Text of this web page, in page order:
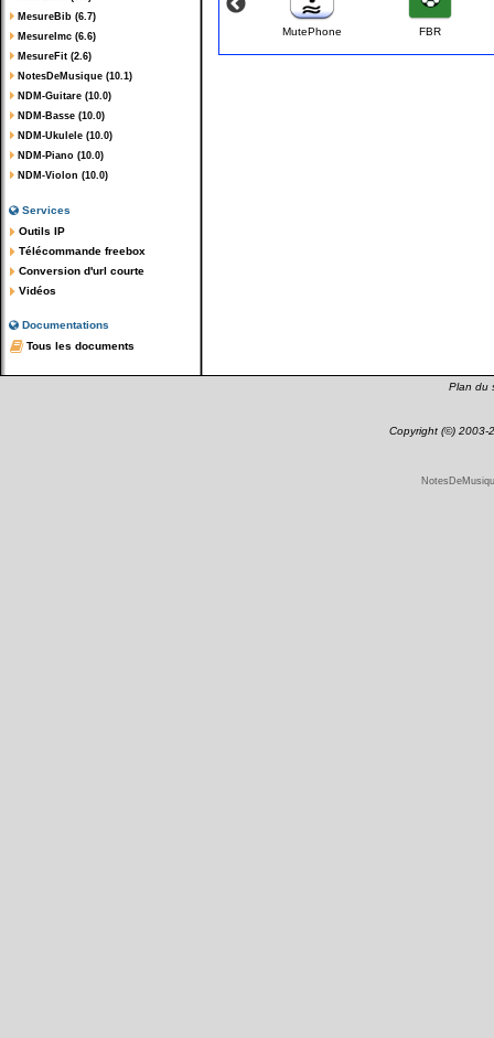
MesureBib (6.7)
MesureImc (6.6)
MesureFit (2.6)
NotesDeMusique (10.1)
NDM-Guitare (10.0)
NDM-Basse (10.0)
NDM-Ukulele (10.0)
NDM-Piano (10.0)
NDM-Violon (10.0)
Services
Outils IP
Télécommande freebox
Conversion d'url courte
Vidéos
Documentations
Tous les documents
NDM-Piano MutePhone FBR
Plan du
Copyright (©) 2003-